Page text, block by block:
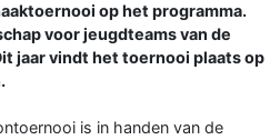
op het programma.
voor jeugdteams van de
jaar vindt het toernooi plaats op
is in handen van de